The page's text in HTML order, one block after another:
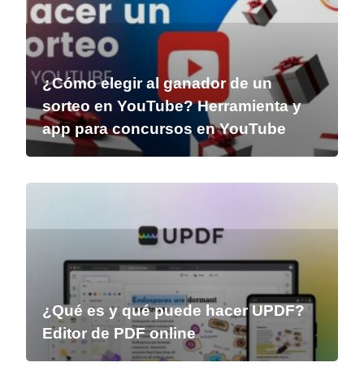
¿Cómo elegir al ganador de un
sorteo en YouTube? Herramienta y
app para concursos en YouTube
¿Qué es y qué puede hacer UPDF?
Editor de PDF online